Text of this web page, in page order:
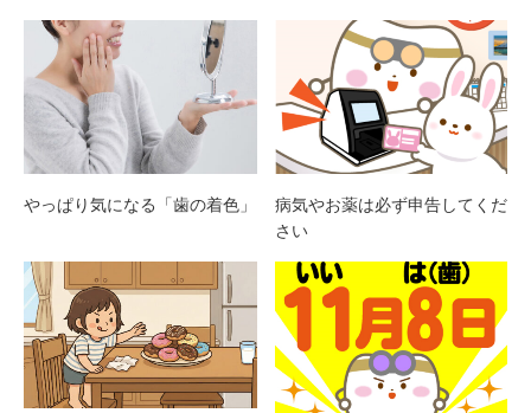
やっぱり気になる「歯の着色」
病気やお薬は必ず申告してくだ
さい